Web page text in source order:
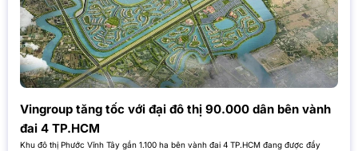
Vingroup tăng tốc với đại đô thị 90.000 dân bên vành
đai 4 TP.HCM
Khu đô thị Phước Vĩnh Tây gần 1.100 ha bên vành đai 4 TP.HCM đang được đẩy